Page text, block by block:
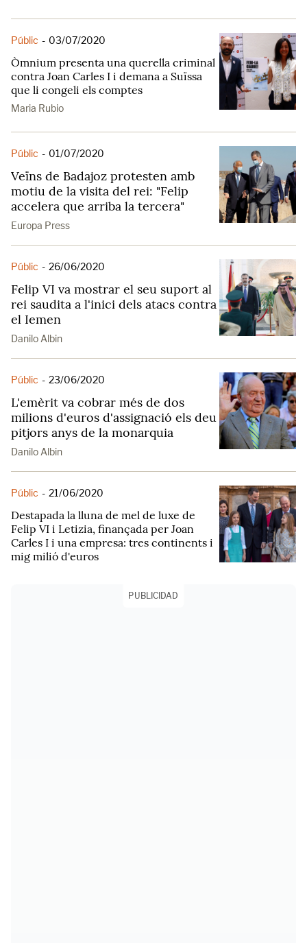
Públic - 03/07/2020
Òmnium presenta una querella criminal
contra Joan Carles I i demana a Suïssa
que li congeli els comptes
Maria Rubio
Públic - 01/07/2020
Veïns de Badajoz protesten amb
motiu de la visita del rei: "Felip
accelera que arriba la tercera"
Europa Press
Públic - 26/06/2020
Felip VI va mostrar el seu suport al
rei saudita a l'inici dels atacs contra
el Iemen
Danilo Albin
Públic - 23/06/2020
L'emèrit va cobrar més de dos
milions d'euros d'assignació els deu
pitjors anys de la monarquia
Danilo Albin
Públic - 21/06/2020
Destapada la lluna de mel de luxe de
Felip VI i Letizia, finançada per Joan
Carles I i una empresa: tres continents i
mig milió d'euros
PUBLICIDAD